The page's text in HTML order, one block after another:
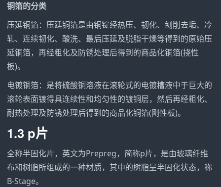
铜箔的分类
压延铜箔：压延铜箔是由铜锭经热压、韧化、刨削去垢、冷
轧、连续韧化、酸洗、最后压延及脱脂干燥等得到的原始压
延铜箔，再经粗化及防锈处理后得到的商品化铜箔(挠性
板)。
电镀铜箔：是将硫酸铜溶液在滚轮式的电镀槽液中于巨大的
滚轮表面镀得具连续性和均匀性的镀铜层，然后再经粗化、
耐热处理及防锈处理后得到的商品化铜箔(刚性板)。
1.3 p片
全称半固化片，英文为Prepreg，简称p片，是由玻璃纤维
布和树脂所组成的一种材质，其中的树脂呈半固化状态，称
B-Stage。